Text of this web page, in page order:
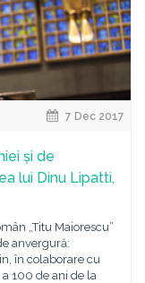
7 Dec 2017
și de
lui Dinu Lipatti,
„Titu Maiorescu”
anvergură:
în colaborare cu
100 de ani de la